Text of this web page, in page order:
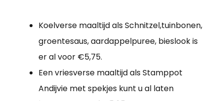
Koelverse maaltijd als Schnitzel,tuinbonen,
groentesaus, aardappelpuree, bieslook is
er al voor €5,75.
Een vriesverse maaltijd als Stamppot
Andijvie met spekjes kunt u al laten